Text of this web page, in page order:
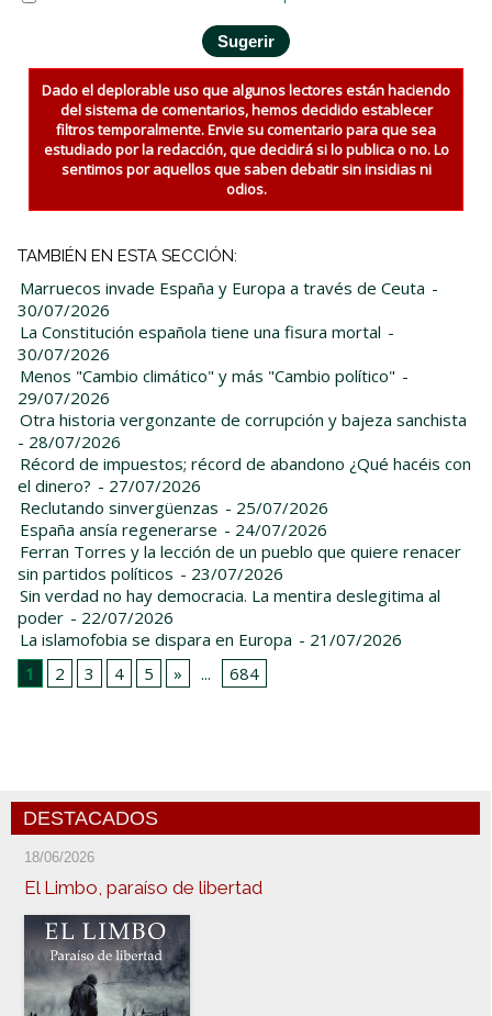
Dado el deplorable uso que algunos lectores están haciendo
del sistema de comentarios, hemos decidido establecer
filtros temporalmente. Envie su comentario para que sea
estudiado por la redacción, que decidirá si lo publica o no. Lo
sentimos por aquellos que saben debatir sin insidias ni
odios.
TAMBIÉN EN ESTA SECCIÓN:
Marruecos invade España y Europa a través de Ceuta -
30/07/2026
La Constitución española tiene una fisura mortal -
30/07/2026
Menos "Cambio climático" y más "Cambio político" -
29/07/2026
Otra historia vergonzante de corrupción y bajeza sanchista
- 28/07/2026
Récord de impuestos; récord de abandono ¿Qué hacéis con
el dinero? - 27/07/2026
Reclutando sinvergüenzas - 25/07/2026
España ansía regenerarse - 24/07/2026
Ferran Torres y la lección de un pueblo que quiere renacer
sin partidos políticos - 23/07/2026
Sin verdad no hay democracia. La mentira deslegitima al
poder - 22/07/2026
La islamofobia se dispara en Europa - 21/07/2026
1
2 3 4 5 » ... 684
DESTACADOS
18/06/2026
El Limbo, paraíso de libertad